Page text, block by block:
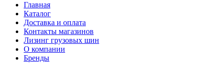
Главная
Каталог
Доставка и оплата
Контакты магазинов
Лизинг грузовых шин
О компании
Бренды